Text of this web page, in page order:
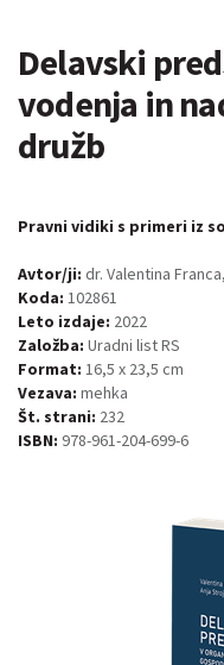
Delavski
vodenja in
družb
Pravni vidiki s primeri iz
Avtor/ji: dr. Valentina
Koda: 102861
Leto izdaje: 2022
Založba: Uradni list RS
Format: 16,5 x 23,5 cm
Vezava: mehka
Št. strani: 232
ISBN: 978-961-204-699-6